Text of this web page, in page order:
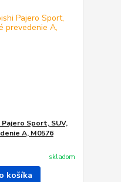
Sport, SUV,
A, M0576
skladom
košíka